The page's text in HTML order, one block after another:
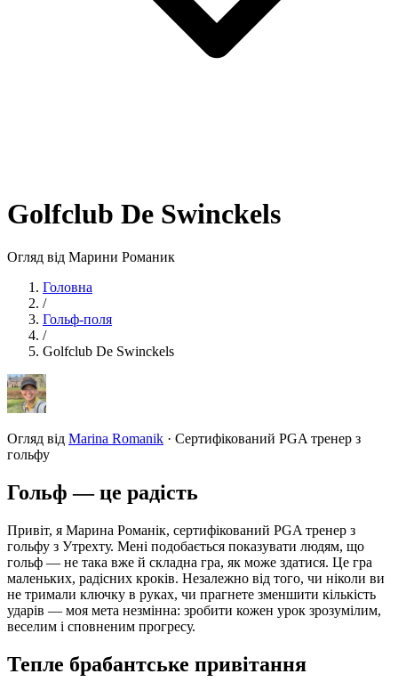
Golfclub De Swinckels
Огляд від Марини Романик
Головна
/
Гольф-поля
/
Golfclub De Swinckels
Огляд від Marina Romanik · Сертифікований PGA тренер з
гольфу
Гольф — це радість
Привіт, я Марина Романік, сертифікований PGA тренер з
гольфу з Утрехту. Мені подобається показувати людям, що
гольф — не така вже й складна гра, як може здатися. Це гра
маленьких, радісних кроків. Незалежно від того, чи ніколи ви
не тримали ключку в руках, чи прагнете зменшити кількість
ударів — моя мета незмінна: зробити кожен урок зрозумілим,
веселим і сповненим прогресу.
Тепле брабантське привітання